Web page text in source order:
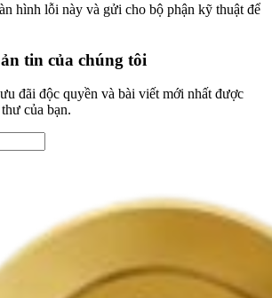
hình lỗi này và gửi cho bộ phận kỹ thuật để
tin của chúng tôi
đãi độc quyền và bài viết mới nhất được
của bạn.